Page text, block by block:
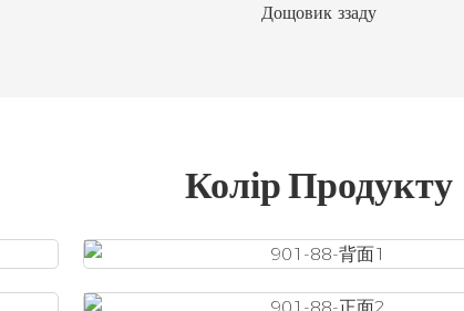
Дощовик ззаду
Колір Продукту